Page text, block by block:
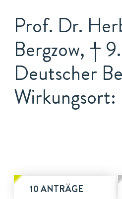
Prof. Dr.
Bergzow, †
Deutscher
Wirkungsort:
10 ANTRÄGE